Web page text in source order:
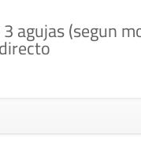
agujas (segun